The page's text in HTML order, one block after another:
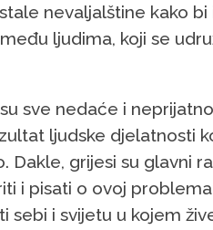
nevaljalštine kako
ljudima, koji se
sve nedaće i
ljudske djelatnosti
grijesi su glavni
i pisati o ovoj
i svijetu u kojem